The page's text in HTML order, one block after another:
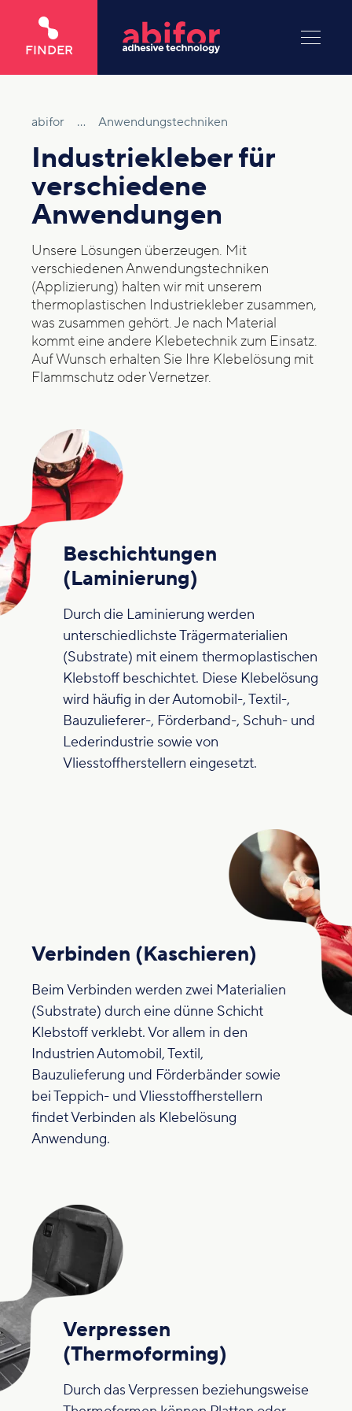
FINDER
abifor ... Anwendungstechniken
Industriekleber für
verschiedene
Anwendungen
Unsere Lösungen überzeugen. Mit
verschiedenen Anwendungstechniken
(Applizierung) halten wir mit unserem
thermoplastischen Industriekleber zusammen,
was zusammen gehört. Je nach Material
kommt eine andere Klebetechnik zum Einsatz.
Auf Wunsch erhalten Sie Ihre Klebelösung mit
Flammschutz oder Vernetzer.
Beschichtungen
(Laminierung)
Durch die Laminierung werden
unterschiedlichste Trägermaterialien
(Substrate) mit einem thermoplastischen
Klebstoff beschichtet. Diese Klebelösung
wird häufig in der Automobil-, Textil-,
Bauzulieferer-, Förderband-, Schuh- und
Lederindustrie sowie von
Vliesstoffherstellern eingesetzt.
Verbinden (Kaschieren)
Beim Verbinden werden zwei Materialien
(Substrate) durch eine dünne Schicht
Klebstoff verklebt. Vor allem in den
Industrien Automobil, Textil,
Bauzulieferung und Förderbänder sowie
bei Teppich- und Vliesstoffherstellern
findet Verbinden als Klebelösung
Anwendung.
Verpressen
(Thermoforming)
Durch das Verpressen beziehungsweise